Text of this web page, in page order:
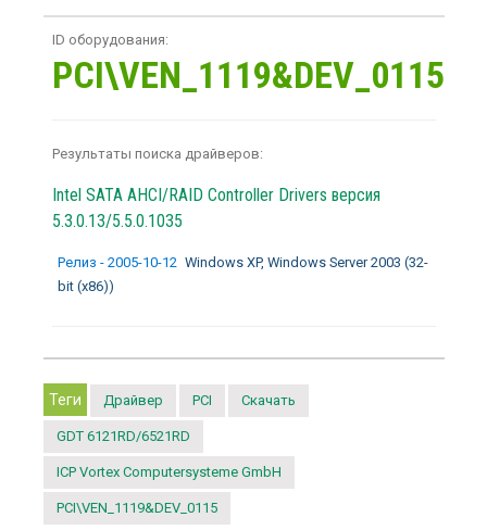
ID оборудования:
PCI\VEN_1119&DEV_0115
Результаты поиска драйверов:
Intel SATA AHCI/RAID Controller Drivers версия
5.3.0.13/5.5.0.1035
Релиз - 2005-10-12 Windows XP, Windows Server 2003 (32-
bit (x86))
Теги Драйвер PCI Скачать
GDT 6121RD/6521RD
ICP Vortex Computersysteme GmbH
PCI\VEN_1119&DEV_0115